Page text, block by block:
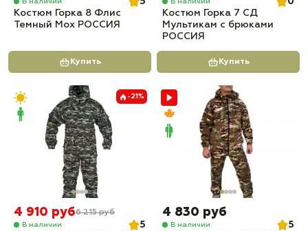
Костюм Горка 8 Флис
Темный Мох РОССИЯ
Купить
Костюм Горка 7 СД
Мультикам с брюками
РОССИЯ
Купить
-21%
4 910 руб6 215 руб
В наличии
5
4 830 руб
В наличии
5